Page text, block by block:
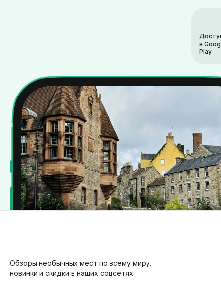
в
Play
Обзоры необычных мест по всему миру,
новинки и скидки в наших соцсетях